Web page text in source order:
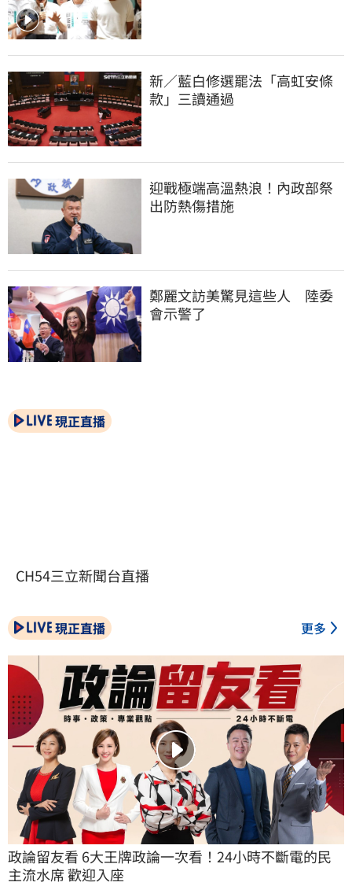
新／藍白修選罷法「高虹安條
款」三讀通過
迎戰極端高溫熱浪！內政部祭
出防熱傷措施
鄭麗文訪美驚見這些人　陸委
會示警了
現正直播
CH54三立新聞台直播
現正直播 更多
政論留友看 6大王牌政論一次看！24小時不斷電的民
主流水席 歡迎入座